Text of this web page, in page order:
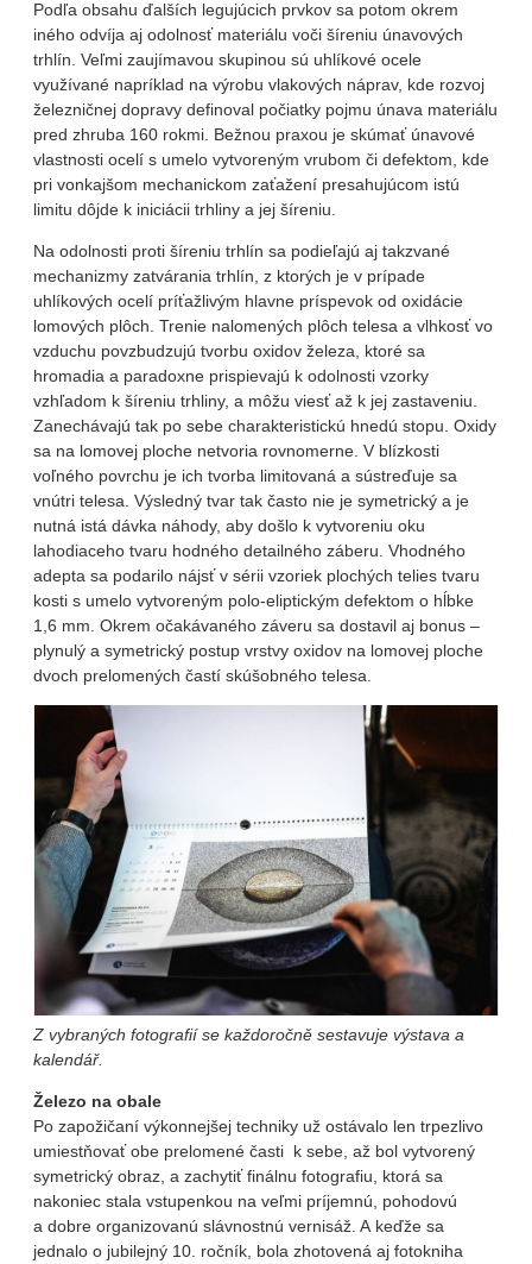
Podľa obsahu ďalších legujúcich prvkov sa potom okrem
iného odvíja aj odolnosť materiálu voči šíreniu únavových
trhlín. Veľmi zaujímavou skupinou sú uhlíkové ocele
využívané napríklad na výrobu vlakových náprav, kde rozvoj
železničnej dopravy definoval počiatky pojmu únava materiálu
pred zhruba 160 rokmi. Bežnou praxou je skúmať únavové
vlastnosti ocelí s umelo vytvoreným vrubom či defektom, kde
pri vonkajšom mechanickom zaťažení presahujúcom istú
limitu dôjde k iniciácii trhliny a jej šíreniu.
Na odolnosti proti šíreniu trhlín sa podieľajú aj takzvané
mechanizmy zatvárania trhlín, z ktorých je v prípade
uhlíkových ocelí príťažlivým hlavne príspevok od oxidácie
lomových plôch. Trenie nalomených plôch telesa a vlhkosť vo
vzduchu povzbudzujú tvorbu oxidov železa, ktoré sa
hromadia a paradoxne prispievajú k odolnosti vzorky
vzhľadom k šíreniu trhliny, a môžu viesť až k jej zastaveniu.
Zanechávajú tak po sebe charakteristickú hnedú stopu. Oxidy
sa na lomovej ploche netvoria rovnomerne. V blízkosti
voľného povrchu je ich tvorba limitovaná a sústreďuje sa
vnútri telesa. Výsledný tvar tak často nie je symetrický a je
nutná istá dávka náhody, aby došlo k vytvoreniu oku
lahodiaceho tvaru hodného detailného záberu. Vhodného
adepta sa podarilo nájsť v sérii vzoriek plochých telies tvaru
kosti s umelo vytvoreným polo-eliptickým defektom o hĺbke
1,6 mm. Okrem očakávaného záveru sa dostavil aj bonus –
plynulý a symetrický postup vrstvy oxidov na lomovej ploche
dvoch prelomených častí skúšobného telesa.
Z vybraných fotografií se každoročně sestavuje výstava a
kalendář.
Železo na obale
Po zapožičaní výkonnejšej techniky už ostávalo len trpezlivo
umiestňovať obe prelomené časti k sebe, až bol vytvorený
symetrický obraz, a zachytiť finálnu fotografiu, ktorá sa
nakoniec stala vstupenkou na veľmi príjemnú, pohodovú
a dobre organizovanú slávnostnú vernisáž. A keďže sa
jednalo o jubilejný 10. ročník, bola zhotovená aj fotokniha